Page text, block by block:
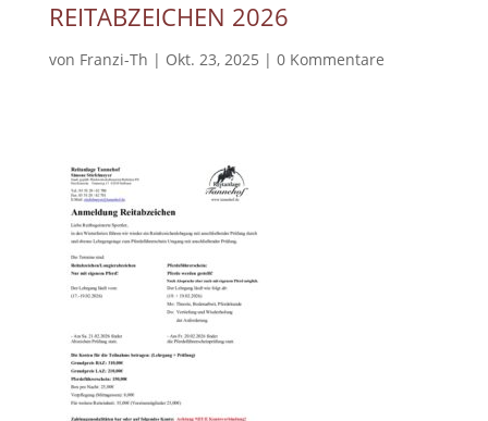
REITABZEICHEN 2026
von Franzi-Th | Okt. 23, 2025 | 0 Kommentare